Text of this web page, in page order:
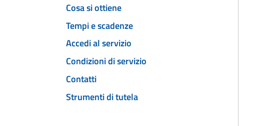
Cosa si ottiene
Tempi e scadenze
Accedi al servizio
Condizioni di servizio
Contatti
Strumenti di tutela